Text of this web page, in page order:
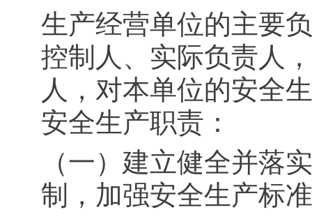
生产经营单位的主要
控制人、实际负责人
人，对本单位的安全
安全生产职责：
（一）建立健全并落
制，加强安全生产标